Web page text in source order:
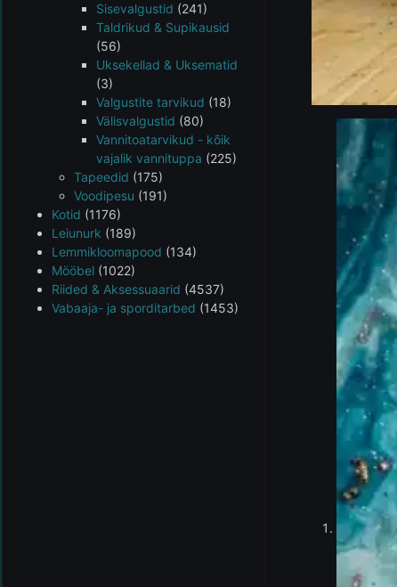
Sisevalgustid (241)
Taldrikud & Supikausid
(56)
Uksekellad & Uksematid
(3)
Valgustite tarvikud (18)
Välisvalgustid (80)
Vannitoatarvikud - kõik
vajalik vannituppa (225)
Tapeedid (175)
Voodipesu (191)
Kotid (1176)
Leiunurk (189)
Lemmikloomapood (134)
Mööbel (1022)
Riided & Aksessuaarid (4537)
Vabaaja- ja sporditarbed (1453)